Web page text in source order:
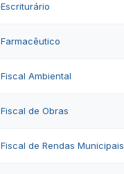
Escriturário
Farmacêutico
Fiscal Ambiental
Fiscal de Obras
Fiscal de Rendas Municipais